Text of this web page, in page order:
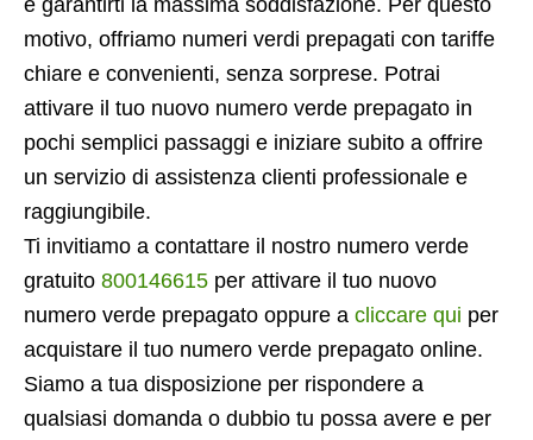
e garantirti la massima soddisfazione. Per questo
motivo, offriamo numeri verdi prepagati con tariffe
chiare e convenienti, senza sorprese. Potrai
attivare il tuo nuovo numero verde prepagato in
pochi semplici passaggi e iniziare subito a offrire
un servizio di assistenza clienti professionale e
raggiungibile.
Ti invitiamo a contattare il nostro numero verde
gratuito 800146615 per attivare il tuo nuovo
numero verde prepagato oppure a cliccare qui per
acquistare il tuo numero verde prepagato online.
Siamo a tua disposizione per rispondere a
qualsiasi domanda o dubbio tu possa avere e per